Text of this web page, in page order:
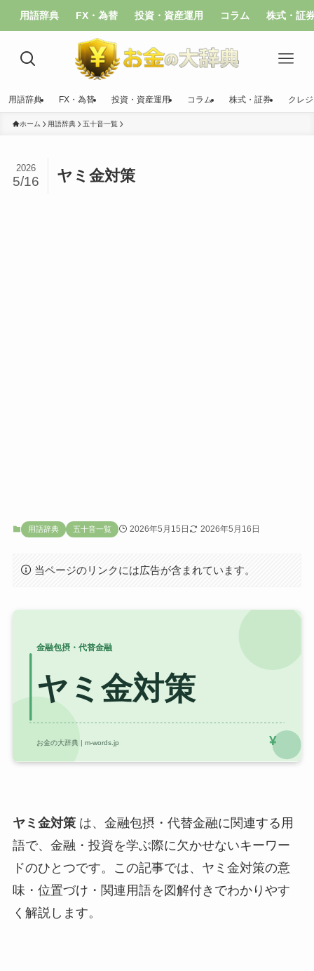
用語辞典 FX・為替 投資・資産運用 コラム 株式・証
用語辞典 FX・為替 投資・資産運用 コラム 株式・証券 クレ
ホーム 用語辞典 五十音一覧
ヤミ金対策
2026
5/16
用語辞典 五十音一覧 2026年5月15日 2026年5月16日
当ページのリンクには広告が含まれています。
ヤミ金対策は、金融包摂・代替金融に関連する用
語で、金融・投資を学ぶ際に欠かせないキーワー
ドのひとつです。この記事では、ヤミ金対策の意
味・位置づけ・関連用語を図解付きでわかりやす
く解説します。